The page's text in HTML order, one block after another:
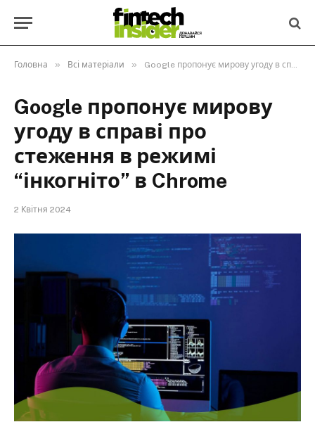
Головна » Всі матеріали » Google пропонує мирову угоду в справі про стеження в режимі “інкогніто” в Chrome
Google пропонує мирову
угоду в справі про
стеження в режимі
“інкогніто” в Chrome
2 Квітня 2024